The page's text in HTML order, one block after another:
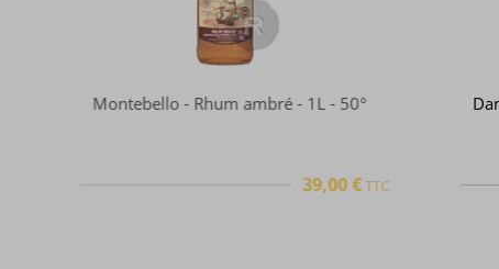
TTC
Damoiseau - Verres à punch - Aura -
TTC